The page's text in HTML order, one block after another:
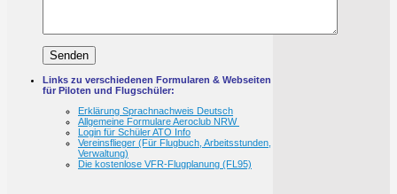
Links zu verschiedenen Formularen & Webseiten
für Piloten und Flugschüler:
Erklärung Sprachnachweis Deutsch
Allgemeine Formulare Aeroclub NRW
Login für Schüler ATO Info
Vereinsflieger (Für Flugbuch, Arbeitsstunden,
Verwaltung)
Die kostenlose VFR-Flugplanung (FL95)